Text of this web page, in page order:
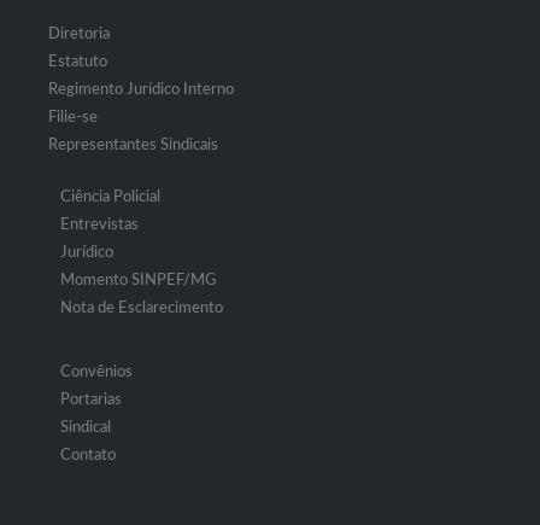
Diretoria
Estatuto
Regimento Jurídico Interno
Filie-se
Representantes Sindicais
Ciência Policial
Entrevistas
Jurídico
Momento SINPEF/MG
Nota de Esclarecimento
Convênios
Portarias
Sindical
Contato